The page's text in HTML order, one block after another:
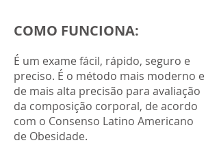
COMO FUNCIONA:
É um exame fácil, rápido, seguro e
preciso. É o método mais moderno e
de mais alta precisão para avaliação
da composição corporal, de acordo
com o Consenso Latino Americano
de Obesidade.